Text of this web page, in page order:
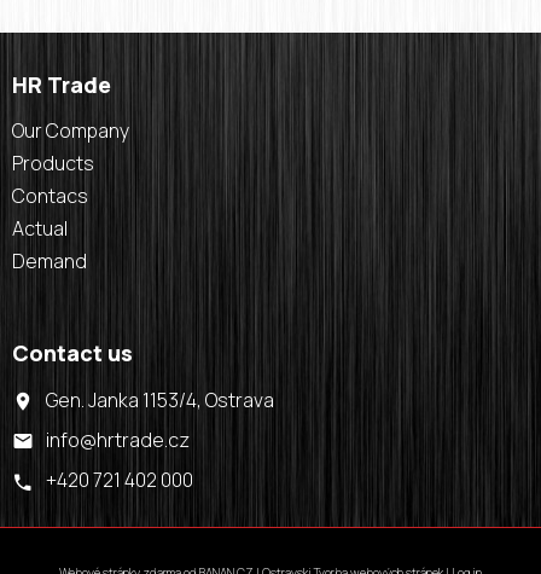
HR Trade
Our Company
Products
Contacs
Actual
Demand
Contact us
Gen. Janka 1153/4, Ostrava
info@hrtrade.cz
+420 721 402 000